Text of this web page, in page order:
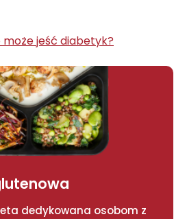
może jeść diabetyk?
dedykowana osobom z